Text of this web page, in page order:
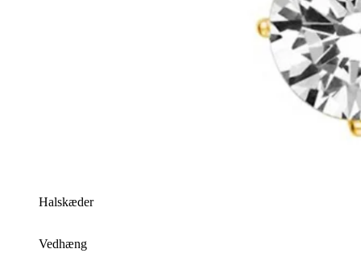
Halskæder
Vedhæng